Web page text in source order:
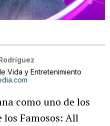
Vida y Entretenimiento
como uno de los
los Famosos: All